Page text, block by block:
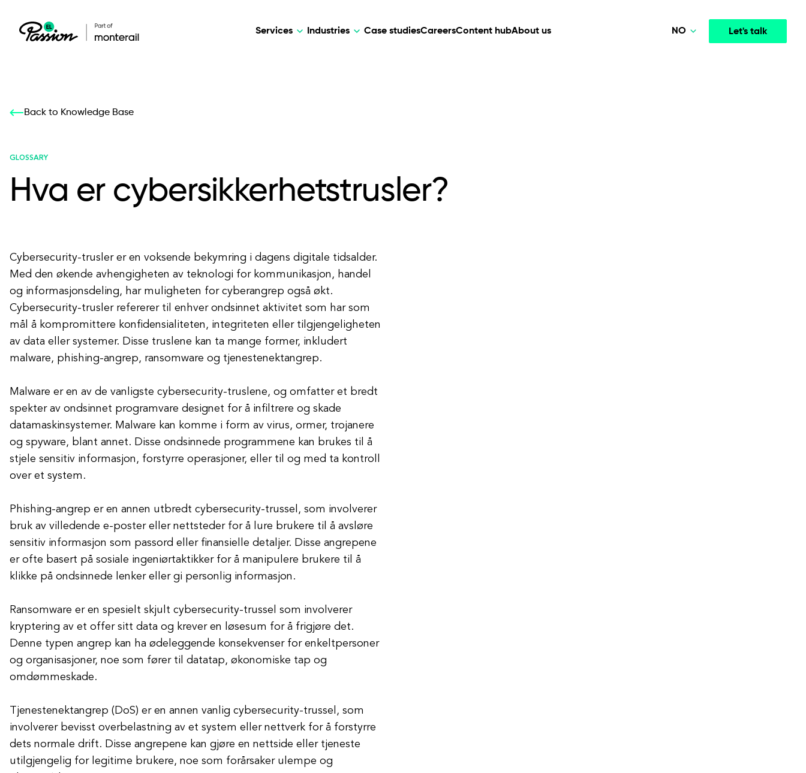
Services
Our services: build,
All services
Industries
Our services: build,
Case studiesCareersContent hubAbout us Let's talk
NO
Back to Knowledge Base
GLOSSARY
Hva er cybersikkerhetstrusler?
Cybersecurity-trusler er en voksende bekymring i dagens digitale tidsalder.
Med den økende avhengigheten av teknologi for kommunikasjon, handel
og informasjonsdeling, har muligheten for cyberangrep også økt.
Cybersecurity-trusler refererer til enhver ondsinnet aktivitet som har som
mål å kompromittere konfidensialiteten, integriteten eller tilgjengeligheten
av data eller systemer. Disse truslene kan ta mange former, inkludert
malware, phishing-angrep, ransomware og tjenestenektangrep.
Malware er en av de vanligste cybersecurity-truslene, og omfatter et bredt
spekter av ondsinnet programvare designet for å infiltrere og skade
datamaskinsystemer. Malware kan komme i form av virus, ormer, trojanere
og spyware, blant annet. Disse ondsinnede programmene kan brukes til å
stjele sensitiv informasjon, forstyrre operasjoner, eller til og med ta kontroll
over et system.
Phishing-angrep er en annen utbredt cybersecurity-trussel, som involverer
bruk av villedende e-poster eller nettsteder for å lure brukere til å avsløre
sensitiv informasjon som passord eller finansielle detaljer. Disse angrepene
er ofte basert på sosiale ingeniørtaktikker for å manipulere brukere til å
klikke på ondsinnede lenker eller gi personlig informasjon.
Ransomware er en spesielt skjult cybersecurity-trussel som involverer
kryptering av et offer sitt data og krever en løsesum for å frigjøre det.
Denne typen angrep kan ha ødeleggende konsekvenser for enkeltpersoner
og organisasjoner, noe som fører til datatap, økonomiske tap og
omdømmeskade.
Tjenestenektangrep (DoS) er en annen vanlig cybersecurity-trussel, som
involverer bevisst overbelastning av et system eller nettverk for å forstyrre
dets normale drift. Disse angrepene kan gjøre en nettside eller tjeneste
utilgjengelig for legitime brukere, noe som forårsaker ulempe og